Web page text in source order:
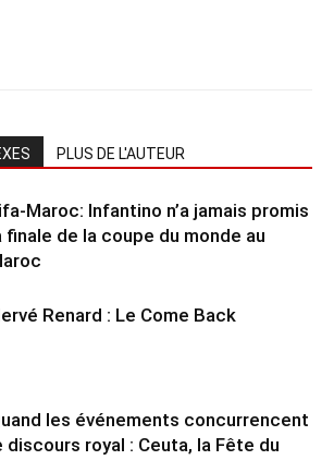
PLUS DE L'AUTEUR
Maroc: Infantino n’a jamais promis
finale de la coupe du monde au
Renard : Le Come Back
les événements concurrencent
discours royal : Ceuta, la Fête du